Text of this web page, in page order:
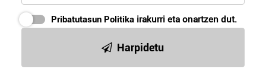
Pribatutasun Politika irakurri eta onartzen dut.
Harpidetu